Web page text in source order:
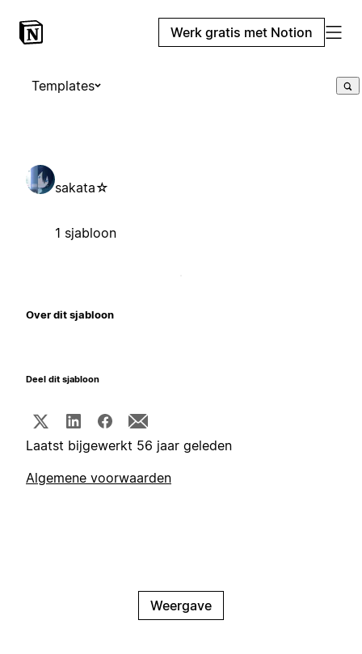
Werk gratis met Notion
Templates
sakata⁠☆
1 sjabloon
Over dit sjabloon
Deel dit sjabloon
Laatst bijgewerkt 56 jaar geleden
Algemene voorwaarden
Weergave